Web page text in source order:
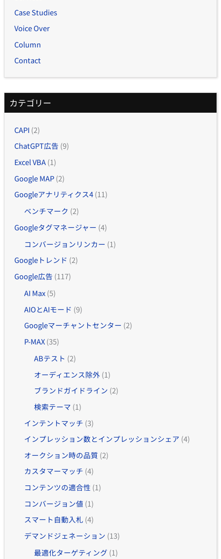
Case Studies
Voice Over
Column
Contact
カテゴリー
CAPI (2)
ChatGPT広告 (9)
Excel VBA(1)
Google MAP(2)
Googleアナリティクス4(11)
ベンチマーク (2)
Googleタグマネージャー (4)
コンバージョンリンカー (1)
Googleトレンド (2)
Google広告 (117)
AI Max(5)
AIOとAIモード (9)
Googleマーチャントセンター (2)
P-MAX(35)
ABテスト (2)
オーディエンス除外 (1)
ブランドガイドライン (2)
検索テーマ (1)
インテントマッチ (3)
インプレッション数とインプレッションシェア (4)
オークション時の品質 (2)
カスタマーマッチ (4)
コンテンツの適合性 (1)
コンバージョン値 (1)
スマート自動入札 (4)
デマンドジェネーション (13)
最適化ターゲティング (1)